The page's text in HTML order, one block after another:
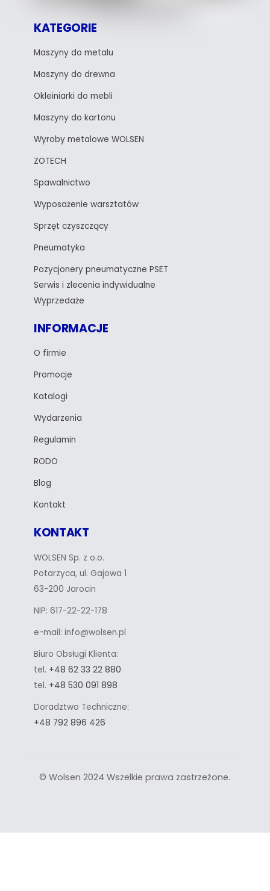
KATEGORIE
Maszyny do metalu
Maszyny do drewna
Okleiniarki do mebli
Maszyny do kartonu
Wyroby metalowe WOLSEN
ZOTECH
Spawalnictwo
Wyposażenie warsztatów
Sprzęt czyszczący
Pneumatyka
Pozycjonery pneumatyczne PSET
Serwis i zlecenia indywidualne
Wyprzedaże
INFORMACJE
O firmie
Promocje
Katalogi
Wydarzenia
Regulamin
RODO
Blog
Kontakt
KONTAKT
WOLSEN Sp. z o.o.
Potarzyca, ul. Gajowa 1
63-200 Jarocin
NIP: 617-22-22-178
e-mail: info@wolsen.pl
Biuro Obsługi Klienta:
tel. +48 62 33 22 880
tel. +48 530 091 898
Doradztwo Techniczne:
+48 792 896 426
© Wolsen 2024 Wszelkie prawa zastrzeżone.